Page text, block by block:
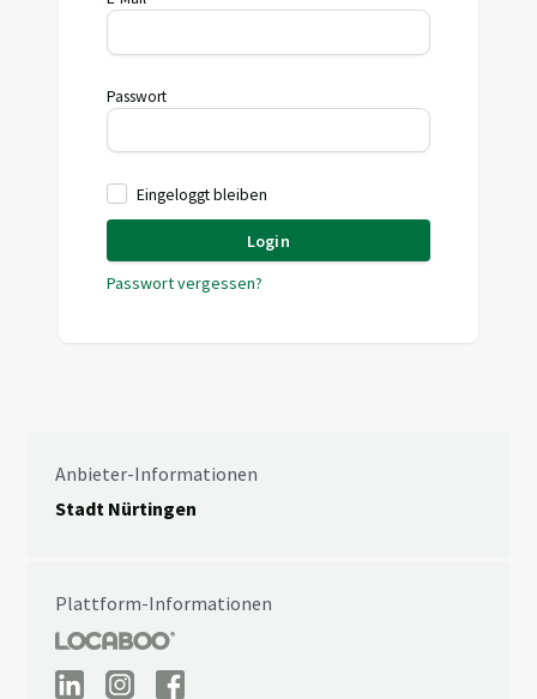
Passwort
Eingeloggt bleiben
Login
Passwort vergessen?
Anbieter-Informationen
Stadt Nürtingen
Plattform-Informationen